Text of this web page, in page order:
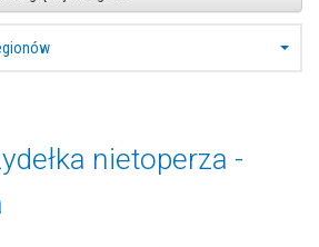
nietoperza -